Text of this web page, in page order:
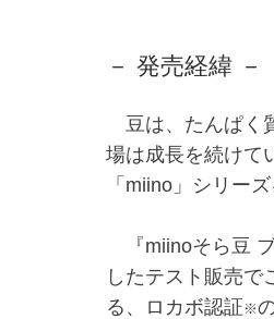
－ 発売経緯 －
豆は、たんぱく
場は成長を続けて
「miino」シリー
『miinoそら豆
したテスト販売で
る、ロカボ認証 ※